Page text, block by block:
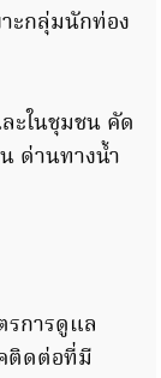
ะกลุ่มนักท่อง
ะในชุมชน คัด
ด่านทางน้ำ
รการดูแล
ติดต่อที่มี